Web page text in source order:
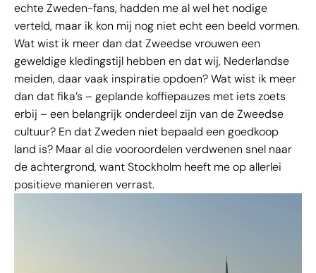
echte Zweden-fans, hadden me al wel het nodige
verteld, maar ik kon mij nog niet echt een beeld vormen.
Wat wist ik meer dan dat Zweedse vrouwen een
geweldige kledingstijl hebben en dat wij, Nederlandse
meiden, daar vaak inspiratie opdoen? Wat wist ik meer
dan dat fika’s – geplande koffiepauzes met iets zoets
erbij – een belangrijk onderdeel zijn van de Zweedse
cultuur? En dat Zweden niet bepaald een goedkoop
land is? Maar al die vooroordelen verdwenen snel naar
de achtergrond, want Stockholm heeft me op allerlei
positieve manieren verrast.